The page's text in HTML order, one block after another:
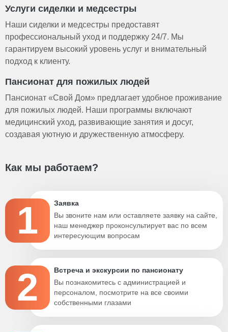
Услуги сиделки и медсестры
Наши сиделки и медсестры предоставят
профессиональный уход и поддержку 24/7. Мы
гарантируем высокий уровень услуг и внимательный
подход к клиенту.
Пансионат для пожилых людей
Пансионат «Свой Дом» предлагает удобное проживание
для пожилых людей. Наши программы включают
медицинский уход, развивающие занятия и досуг,
создавая уютную и дружественную атмосферу.
Как мы работаем?
1
Заявка
Вы звоните нам или оставляете заявку на сайте,
наш менеджер проконсультирует вас по всем
интересующим вопросам
2
Встреча и экскурсии по пансионату
Вы познакомитесь с администрацией и
персоналом, посмотрите на все своими
собственными глазами